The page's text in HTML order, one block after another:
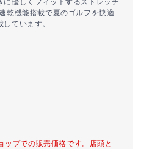
優しくフィットするストレッチ
乾機能搭載で夏のゴルフを快適
ています。
ップでの販売価格です。店頭と